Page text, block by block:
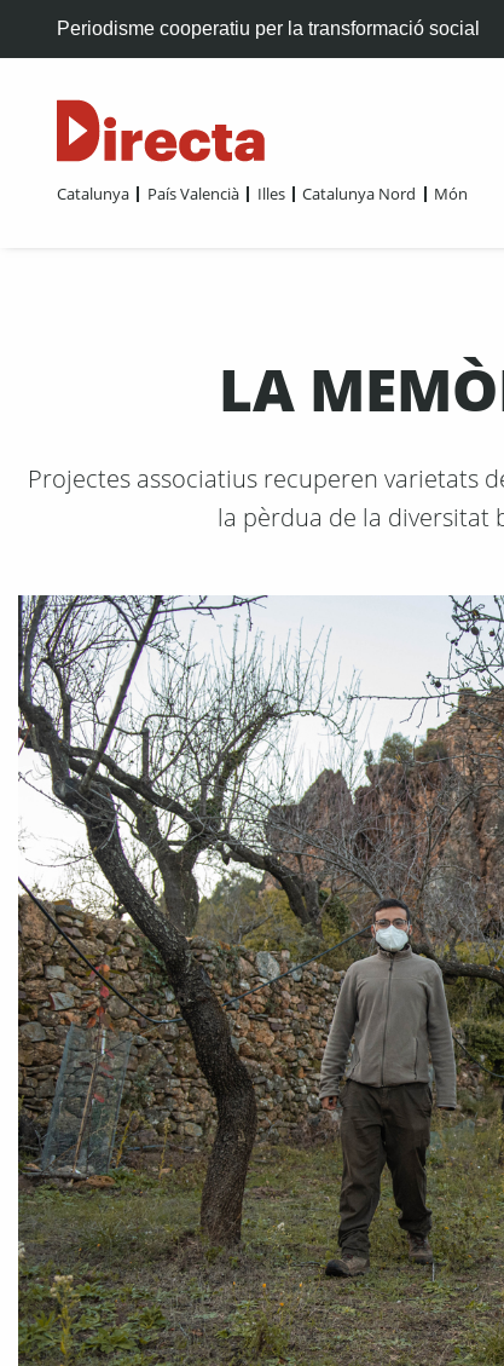
Periodisme cooperatiu per la transformació social
Catalunya País Valencià Illes Catalunya Nord Món
LA
Projectes associatius recuperen varietats
la pèrdua de la diversitat